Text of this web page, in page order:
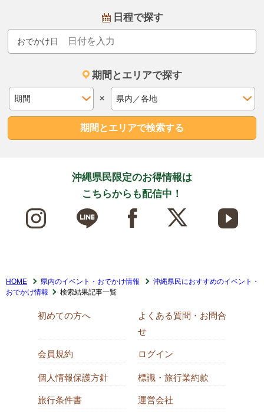
日程で探す
おでかけ日
期間とエリアで探す
×
沖縄県民限定のお得情報は
こちらからも配信中！
HOME 県内のイベント・おでかけ情報
沖縄県民におすすめのイベント・
おでかけ情報
検索結果記事一覧
初めての方へ
よくある質問・お問合
せ
会員規約 ログイン
個人情報保護方針 標識・旅行業約款
旅行条件書 運営会社